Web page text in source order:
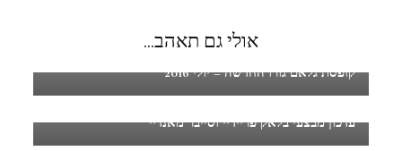
אולי גם תאהב...
קופסת גלאם גורו החדשה – יולי 2016
עדכון מבצעי בלאק פריידיי וסייבר מאנדיי